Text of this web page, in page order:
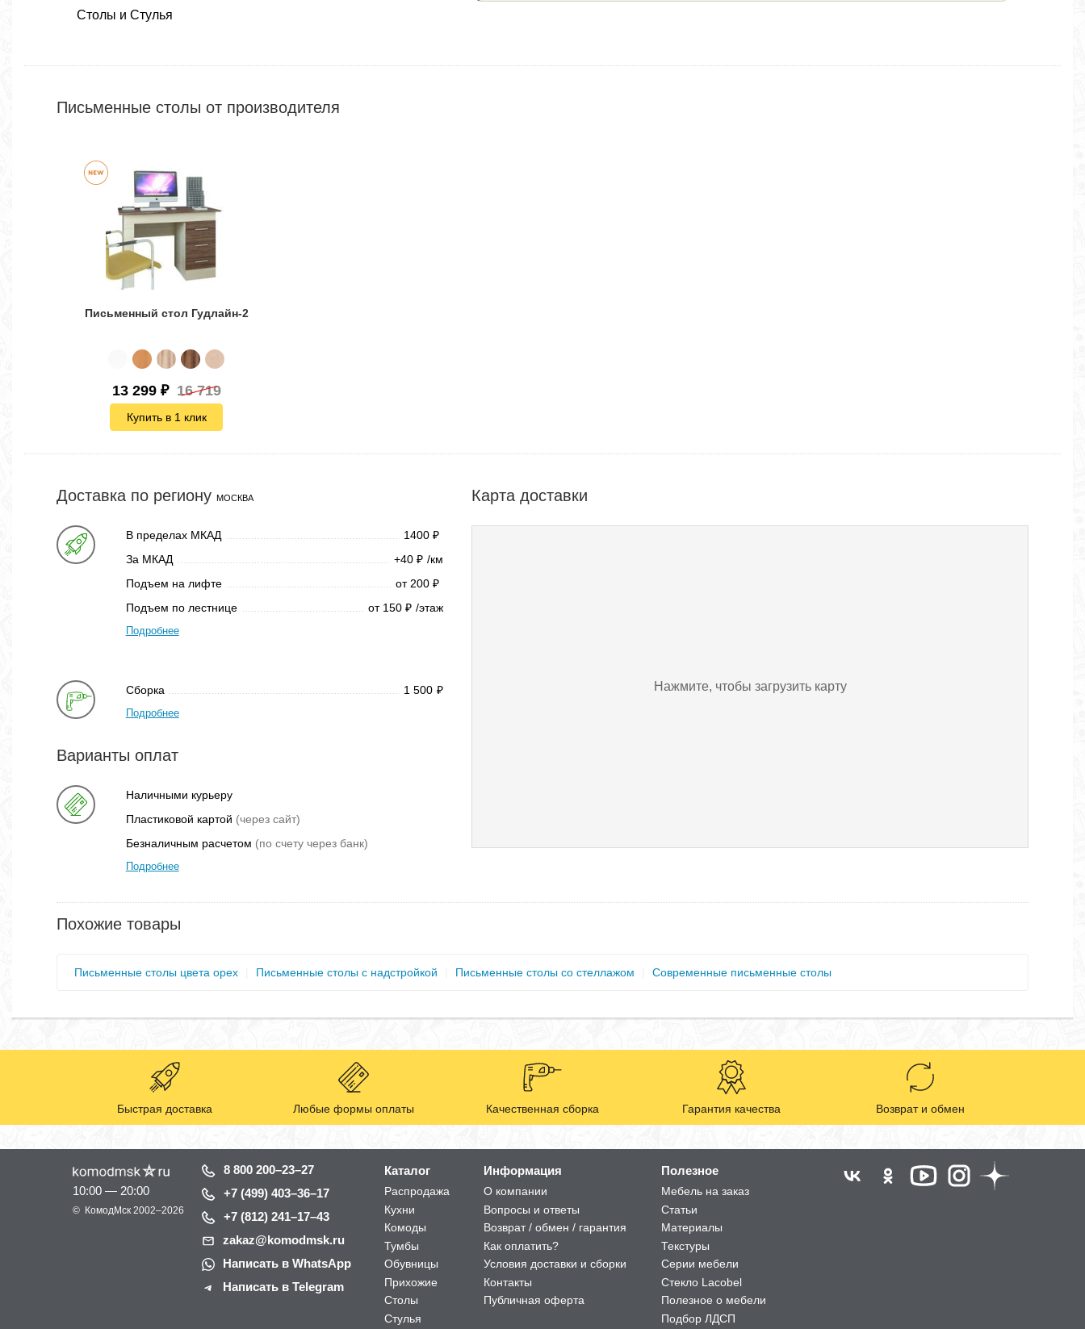
Столы и Стулья
Письменные столы от производителя
Письменный стол Гудлайн-2
13 299 ₽ 16 719
Купить в 1 клик
Доставка по региону МОСКВА
В пределах МКАД 1400 ₽
За МКАД +40 ₽ /км
Подъем на лифте
от 200 ₽
Подъем по лестнице от 150 ₽ /этаж
Подробнее
Сборка 1 500 ₽
Подробнее
Варианты оплат
Наличными курьеру
Пластиковой картой (через сайт)
Безналичным расчетом (по счету через банк)
Подробнее
Карта доставки
Нажмите, чтобы загрузить карту
Похожие товары
Письменные столы цвета орех Письменные столы с надстройкой Письменные столы со стеллажом Современные письменные столы
Быстрая доставка Любые формы оплаты Качественная сборка Гарантия качества Возврат и обмен
10:00 — 20:00
© КомодМск 2002–2026
8 800 200–23–27
+7 (499) 403–36–17
+7 (812) 241–17–43
zakaz@komodmsk.ru
Написать в WhatsApp
Написать в Telegram
Каталог
Распродажа
Кухни
Комоды
Тумбы
Обувницы
Прихожие
Столы
Стулья
Информация
О компании
Вопросы и ответы
Возврат / обмен / гарантия
Как оплатить?
Условия доставки и сборки
Контакты
Публичная оферта
Полезное
Мебель на заказ
Статьи
Материалы
Текстуры
Серии мебели
Стекло Lacobel
Полезное о мебели
Подбор ЛДСП